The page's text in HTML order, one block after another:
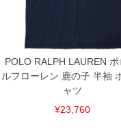
DETAIL
POLO RALPH LAUREN ポ
ルフローレン 鹿の子 半袖
ャツ
¥23,760